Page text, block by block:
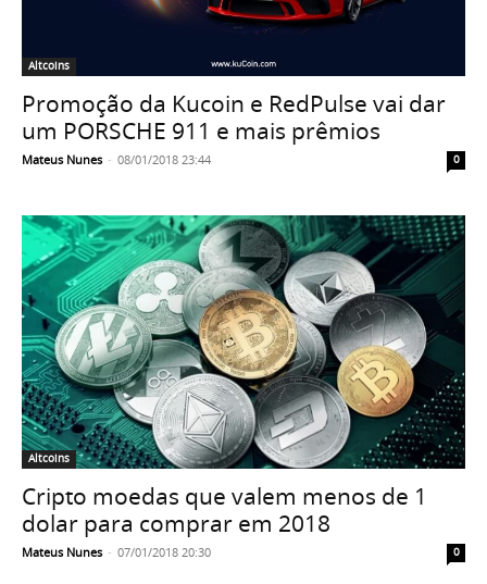
Altcoins
Promoção da Kucoin e RedPulse vai dar
um PORSCHE 911 e mais prêmios
Mateus Nunes - 08/01/2018 23:44 0
Altcoins
Cripto moedas que valem menos de 1
dolar para comprar em 2018
Mateus Nunes - 07/01/2018 20:30 0